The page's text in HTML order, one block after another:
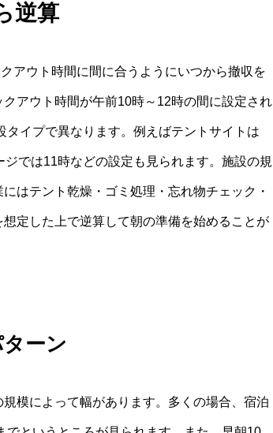
逆算
アウト時間に間に合うようにいつから撤収を
アウト時間が午前10時～12時の間に設定され
イプで異なります。例えばテントサイトは
では11時などの設定も見られます。施設の規
はテント乾燥・ゴミ処理・忘れ物チェック・
定した上で逆算して朝の準備を始めることが
ーン
模によって幅があります。多くの場合、宿泊